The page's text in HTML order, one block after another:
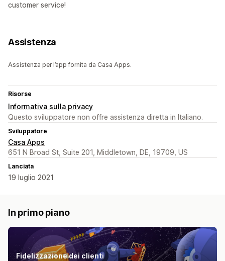
customer service!
Assistenza
Assistenza per l’app fornita da Casa Apps.
Risorse
Informativa sulla privacy
Questo sviluppatore non offre assistenza diretta in Italiano.
Sviluppatore
Casa Apps
651 N Broad St, Suite 201, Middletown, DE, 19709, US
Lanciata
19 luglio 2021
In primo piano
Fidelizzazione dei clienti